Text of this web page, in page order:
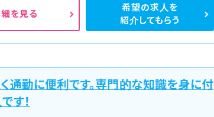
を見る
希望の求人を
紹介してもらう
通勤に便利です。専門的な知識を身に付
す！